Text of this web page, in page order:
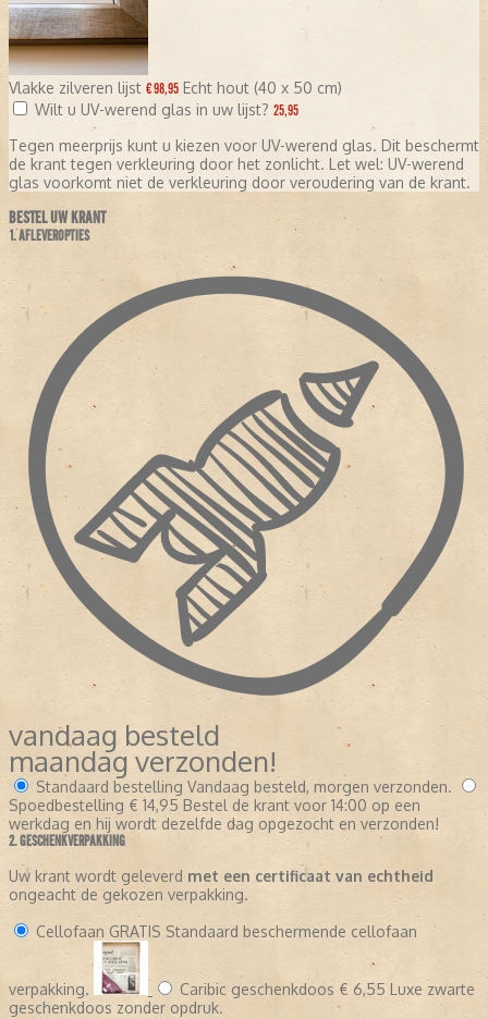
Vlakke zilveren lijst € 98,95 Echt hout (40 x 50 cm)
Wilt u UV-werend glas in uw lijst? 25,95
Tegen meerprijs kunt u kiezen voor UV-werend glas. Dit beschermt
de krant tegen verkleuring door het zonlicht. Let wel: UV-werend
glas voorkomt niet de verkleuring door veroudering van de krant.
BESTEL UW KRANT
1. AFLEVEROPTIES
vandaag besteld
maandag verzonden!
Standaard bestelling Vandaag besteld, morgen verzonden.
Spoedbestelling € 14,95 Bestel de krant voor 14:00 op een
werkdag en hij wordt dezelfde dag opgezocht en verzonden!
2. GESCHENKVERPAKKING
Uw krant wordt geleverd met een certificaat van echtheid
ongeacht de gekozen verpakking.
Cellofaan GRATIS Standaard beschermende cellofaan
verpakking. Caribic geschenkdoos € 6,55 Luxe zwarte
geschenkdoos zonder opdruk.